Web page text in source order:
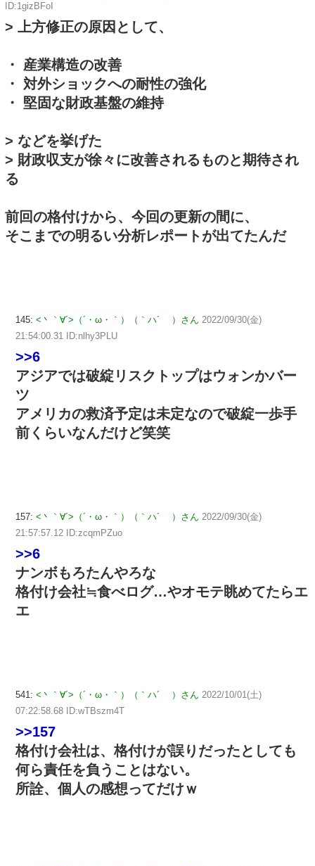
ID:1gizBFoI
> 上方修正の原因として、
・ 産業構造の改善
・ 対外ショックへの耐性の強化
・ 堅固な財政基盤の維持
> などを挙げた
> 財政収支が徐々に改善されるものと期待され
る
前回の格付けから、今回の更新の間に、
そこまでの明るい分析レポートが出てたんだ
145: <丶｀∀´>（´・ω・｀）（｀ハ´ ）さん 2022/09/30(金)
21:54:00.31 ID:nlhy3PLU
>>6
アジアでは破綻リスクトップはウォンかバー
ツ
アメリカの救済予定は未定なので破綻一歩手
前くらいなんだけど笑笑
157: <丶｀∀´>（´・ω・｀）（｀ハ´ ）さん 2022/09/30(金)
21:57:57.12 ID:zcqmPZuo
>>6
ナンボもろたんやろな
格付け会社≒食べログ…やオモテ眺めてたらエ
エ
541: <丶｀∀´>（´・ω・｀）（｀ハ´ ）さん 2022/10/01(土)
07:22:58.68 ID:wTBszm4T
>>157
格付け会社は、格付けが誤りだったとしても
何ら責任を負うことはない。
所詮、個人の感想ってだけｗ